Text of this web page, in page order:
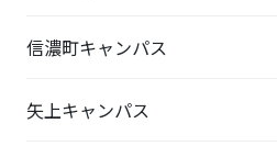
信濃町キャンパス
矢上キャンパス